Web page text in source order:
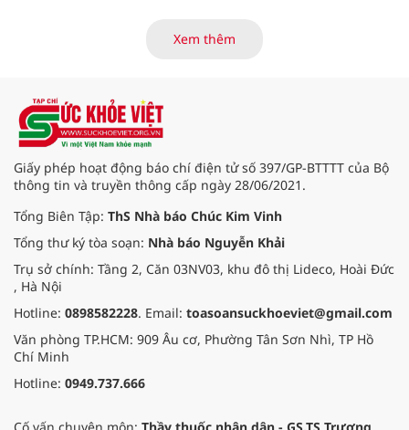
điểm dừng chân đầu tiên tại Bệnh
Xem thêm
Giấy phép hoạt động báo chí điện tử số 397/GP-BTTTT của Bộ
thông tin và truyền thông cấp ngày 28/06/2021.
Tổng Biên Tập: ThS Nhà báo Chúc Kim Vinh
Tổng thư ký tòa soạn: Nhà báo Nguyễn Khải
Trụ sở chính: Tầng 2, Căn 03NV03, khu đô thị Lideco, Hoài Đức
, Hà Nội
Hotline: 0898582228. Email: toasoansuckhoeviet@gmail.com
Văn phòng TP.HCM: 909 Âu cơ, Phường Tân Sơn Nhì, TP Hồ
Chí Minh
Hotline: 0949.737.666